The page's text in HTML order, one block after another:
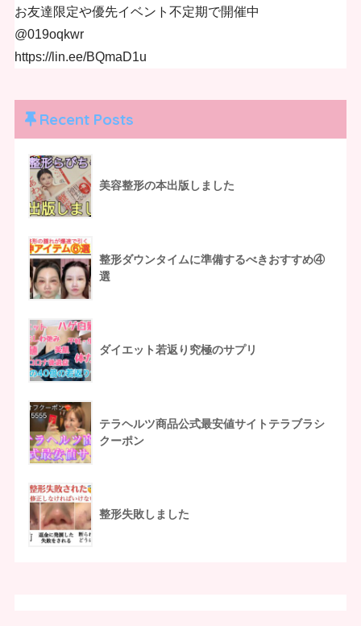
お友達限定や優先イベント不定期で開催中
@019oqkwr
https://lin.ee/BQmaD1u
Recent Posts
美容整形の本出版しました
整形ダウンタイムに準備するべきおすすめ④
選
ダイエット若返り究極のサプリ
テラヘルツ商品公式最安値サイトテラブラシ
クーポン
整形失敗しました